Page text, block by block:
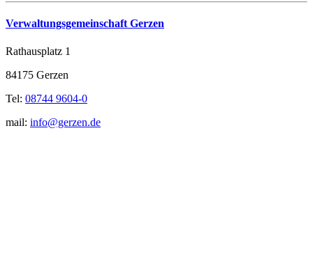
Verwaltungsgemeinschaft Gerzen
Rathausplatz 1
84175 Gerzen
Tel: 08744 9604-0
mail: info@gerzen.de